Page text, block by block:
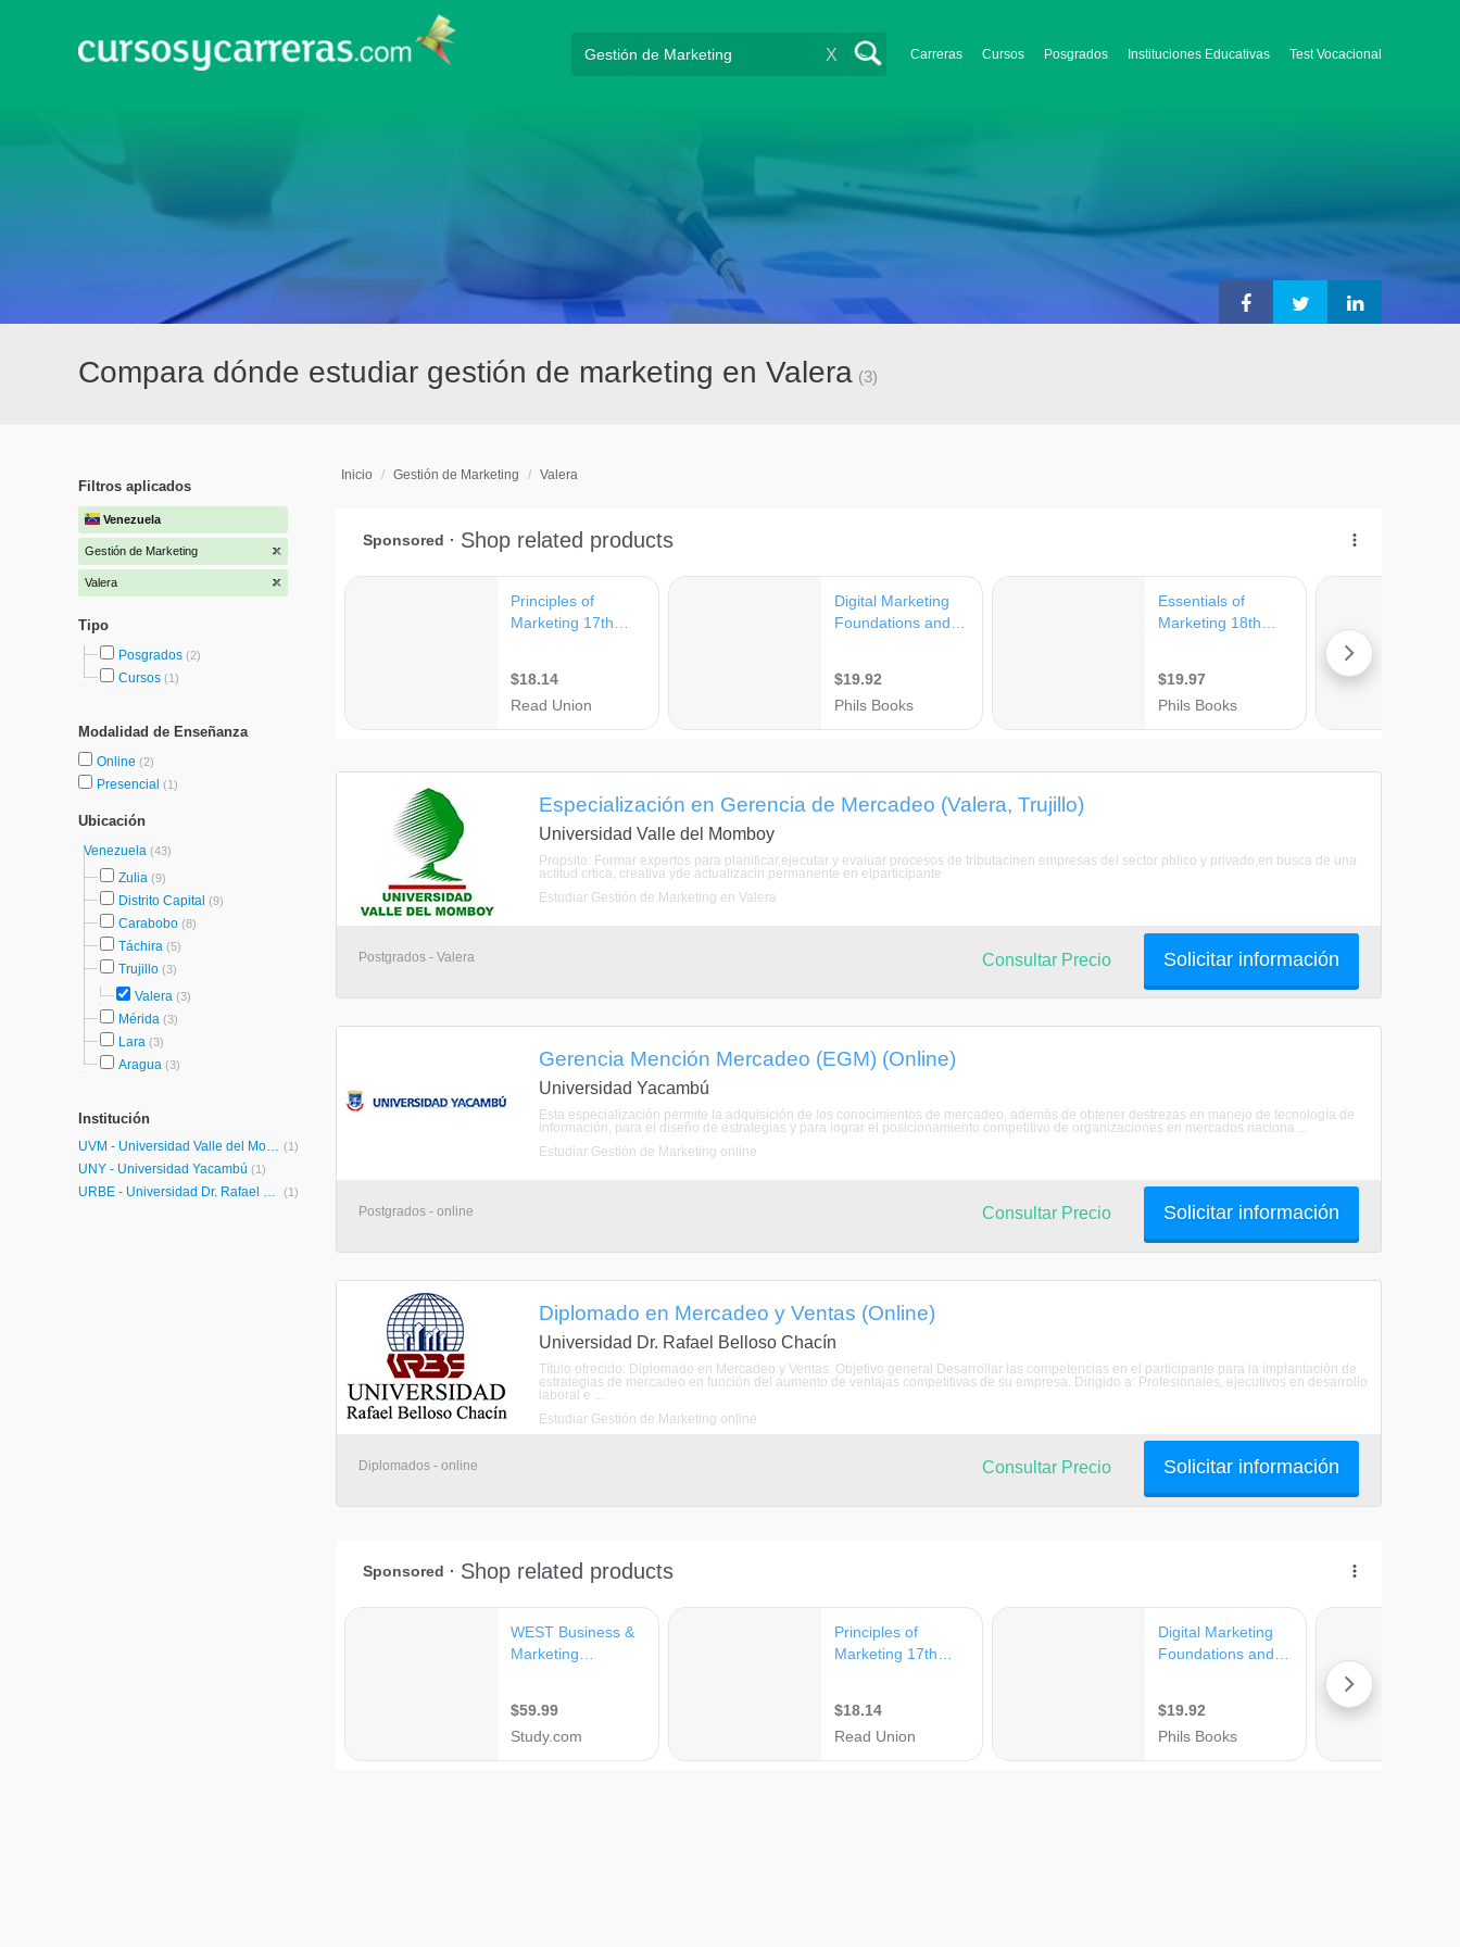
Carreras Cursos Posgrados Instituciones Educativas Test Vocacional
X
Compara dónde estudiar gestión de marketing en Valera (3)
Filtros aplicados
Venezuela
Gestión de Marketing
Valera
Tipo
Posgrados (2)
Cursos (1)
Modalidad de Enseñanza
Online (2)
Presencial (1)
Ubicación
Venezuela (43)
Zulia (9)
Distrito Capital (9)
Carabobo (8)
Táchira (5)
Trujillo (3)
Valera (3)
Mérida (3)
Lara (3)
Aragua (3)
Institución
UVM - Universidad Valle del Momboy (1)
UNY - Universidad Yacambú (1)
URBE - Universidad Dr. Rafael Belloso Chacín (1)
Inicio / Gestión de Marketing / Valera
Especialización en Gerencia de Mercadeo (Valera, Trujillo)
Universidad Valle del Momboy
Propsito: Formar expertos para planificar,ejecutar y evaluar procesos de tributacinen empresas del sector pblico y privado,en busca de una
actitud crtica, creativa yde actualizacin permanente en elparticipante
Estudiar Gestión de Marketing en Valera
Postgrados - Valera Solicitar información
Consultar Precio
Gerencia Mención Mercadeo (EGM) (Online)
Universidad Yacambú
Esta especialización permite la adquisición de los conocimientos de mercadeo, además de obtener destrezas en manejo de tecnología de
información, para el diseño de estrategias y para lograr el posicionamiento competitivo de organizaciones en mercados naciona ...
Estudiar Gestión de Marketing online
Postgrados - online Solicitar información
Consultar Precio
Diplomado en Mercadeo y Ventas (Online)
Universidad Dr. Rafael Belloso Chacín
Título ofrecido: Diplomado en Mercadeo y Ventas. Objetivo general Desarrollar las competencias en el participante para la implantación de
estrategias de mercadeo en función del aumento de ventajas competitivas de su empresa. Dirigido a: Profesionales, ejecutivos en desarrollo
laboral e ...
Estudiar Gestión de Marketing online
Diplomados - online Solicitar información
Consultar Precio